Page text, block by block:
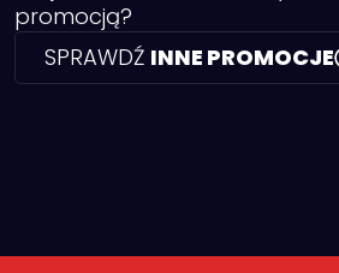
promocją?
SPRAWDŹ INNE PROMOCJE